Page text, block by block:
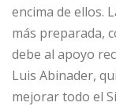
encima de ellos.
más preparada,
debe al apoyo
Luis Abinader,
mejorar todo el